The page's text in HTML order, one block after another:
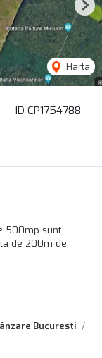
ID CP1754788
Harta
Bucuresti
500mp sunt
de 200m de